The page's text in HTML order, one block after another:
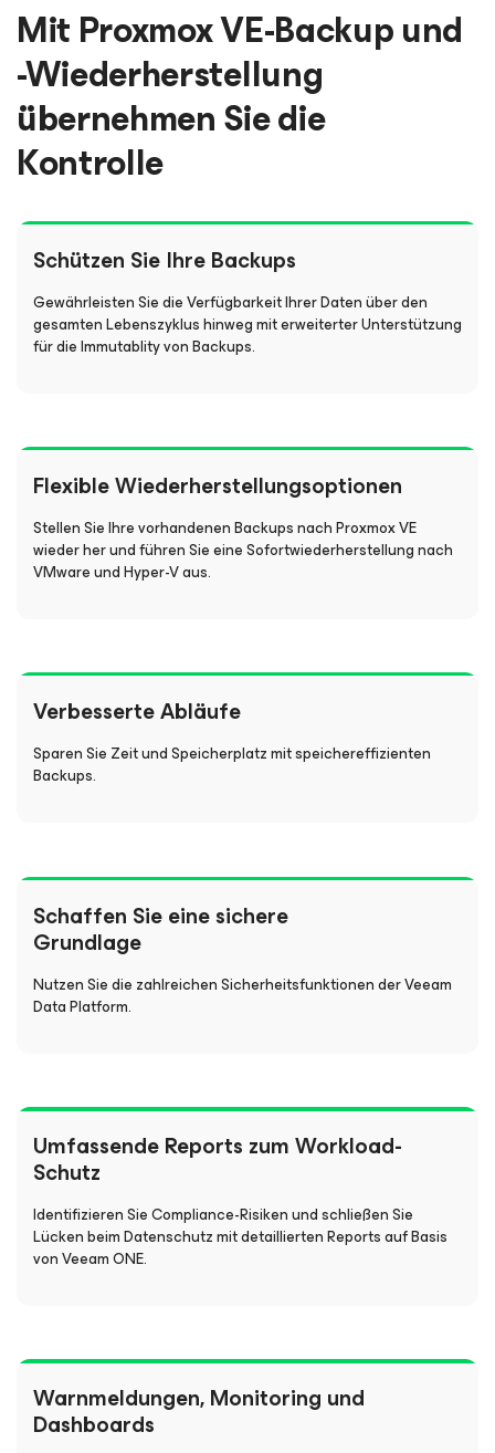
Mit Proxmox VE-Backup und
-Wiederherstellung
übernehmen Sie die
Kontrolle
Schützen Sie Ihre Backups
Gewährleisten Sie die Verfügbarkeit Ihrer Daten über den
gesamten Lebenszyklus hinweg mit erweiterter Unterstützung
für die Immutablity von Backups.
Flexible Wiederherstellungsoptionen
Stellen Sie Ihre vorhandenen Backups nach Proxmox VE
wieder her und führen Sie eine Sofortwiederherstellung nach
VMware und Hyper-V aus.
Verbesserte Abläufe
Sparen Sie Zeit und Speicherplatz mit speichereffizienten
Backups.
Schaffen Sie eine sichere
Grundlage
Nutzen Sie die zahlreichen Sicherheitsfunktionen der Veeam
Data Platform.
Umfassende Reports zum Workload-
Schutz
Identifizieren Sie Compliance-Risiken und schließen Sie
Lücken beim Datenschutz mit detaillierten Reports auf Basis
von Veeam ONE.
Warnmeldungen, Monitoring und
Dashboards